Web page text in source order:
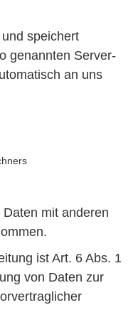
speichert
genannten Server-
an uns
mit anderen
ist Art. 6 Abs. 1
von Daten zur